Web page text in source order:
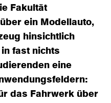
Fakultät
ein Modellauto,
hinsichtlich
fast nichts
eine
das Fahrwerk über